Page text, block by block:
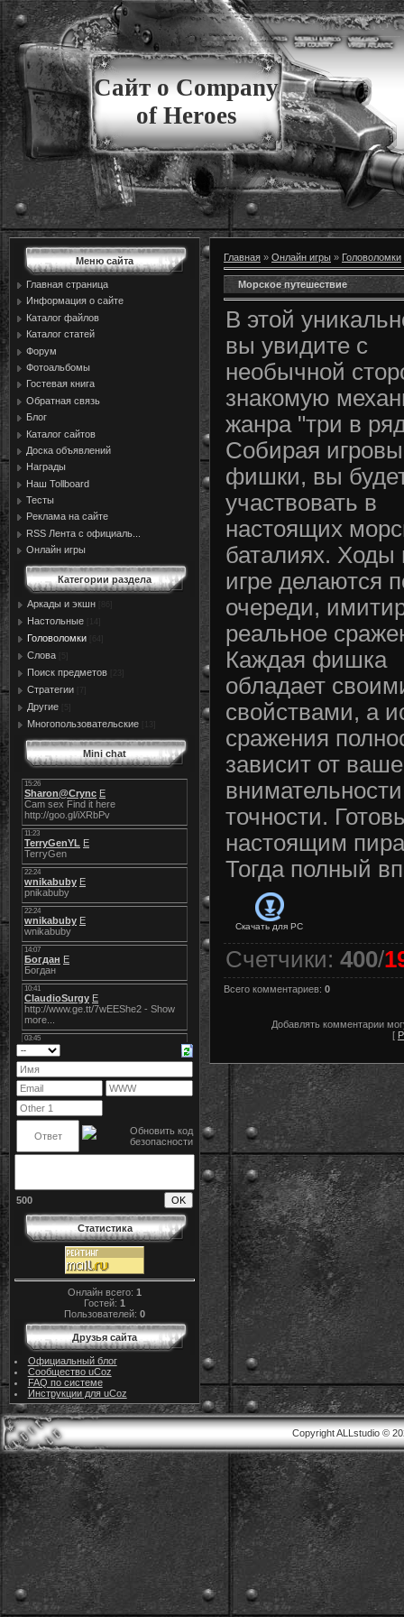
Сайт о Company
of Heroes
Меню сайта
Главная страница
Информация о сайте
Каталог файлов
Каталог статей
Форум
Фотоальбомы
Гостевая книга
Обратная связь
Блог
Каталог сайтов
Доска объявлений
Награды
Наш Tollboard
Тесты
Реклама на сайте
RSS Лента с официаль...
Онлайн игры
Категории раздела
Аркады и экшн
Настольные
Головоломки
Слова
Поиск предметов
Стратегии
Другие
Многопользовательские
Mini chat
500
Статистика
Онлайн всего: 1
Гостей: 1
Пользователей: 0
Друзья сайта
Официальный блог
Сообщество uCoz
FAQ по системе
Инструкции для uCoz
Главная » Онлайн игры » Головоломки
Морское путешествие
В этой
вы увидите с
необычной
знакомую
жанра "три в
Собирая
фишки, вы
участвовать в
настоящих
баталиях. Ходы
игре делаются
очереди,
реальное
Каждая фишка
обладает
свойствами, а
сражения
зависит от
точности.
настоящим
Тогда полный
Скачать для PC
Счетчики: 400/
Всего комментариев: 0
Добавлять комментарии
[
Copyright ALLstudio ©